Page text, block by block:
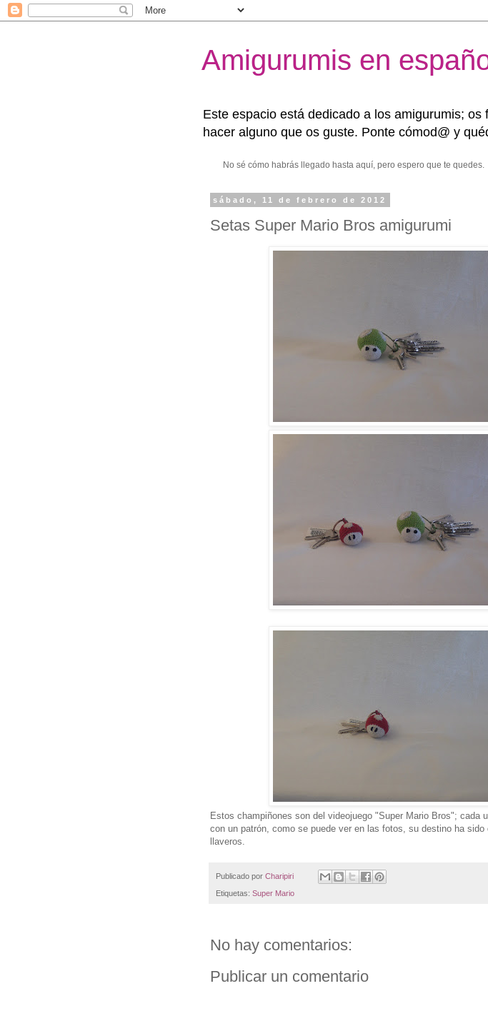
Amigurumis en
Este espacio está dedicado a los amigurumis;
hacer alguno que os guste. Ponte cómod@ y
No sé cómo habrás llegado hasta aquí, pero espero que te quedes.
sábado, 11 de febrero de 2012
Setas Super Mario Bros amigurumi
Estos champiñones son del videojuego "Super Mario Bros"; cada
con un patrón, como se puede ver en las fotos, su destino ha sido
llaveros.
Publicado por Charipiri
Etiquetas: Super Mario
No hay comentarios:
Publicar un comentario